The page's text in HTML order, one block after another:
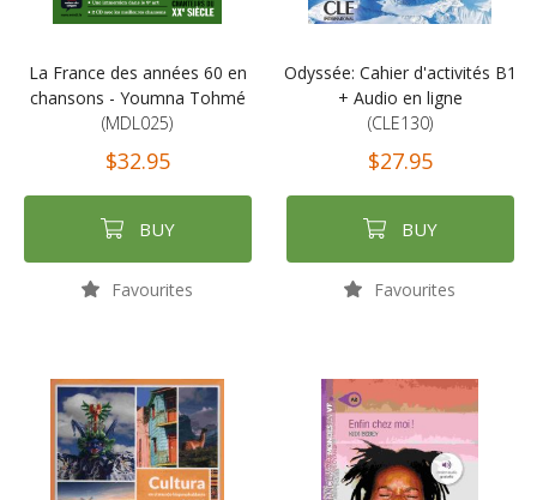
La France des années 60 en
chansons - Youmna Tohmé
(MDL025)
$32.95
BUY
Favourites
Odyssée: Cahier d'activités B1
+ Audio en ligne
(CLE130)
$27.95
BUY
Favourites